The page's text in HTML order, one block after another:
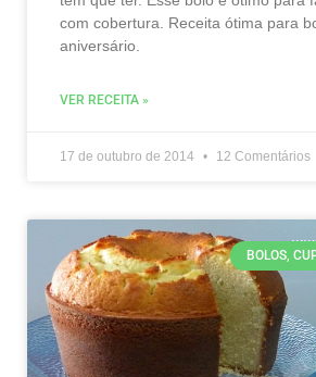
com cobertura. Receita ótima para
aniversário.
VER RECEITA »
17 de outubro de 2014 12 Comentários
BOLOS,